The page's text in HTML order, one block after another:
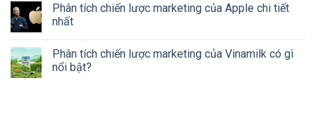
Phân tích chiến lược marketing của Apple chi tiết
nhất
Phân tích chiến lược marketing của Vinamilk có gì
nổi bật?